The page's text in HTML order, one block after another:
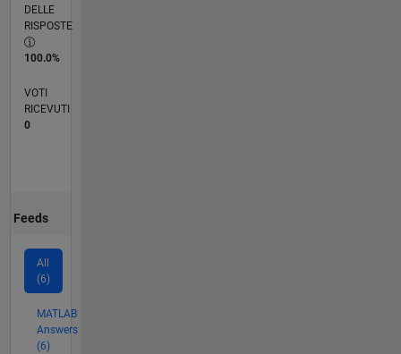
DELLE
RISPOSTE
100.0%
VOTI
RICEVUTI
0
Feeds
All
(6)
MATLAB
Answers
(6)